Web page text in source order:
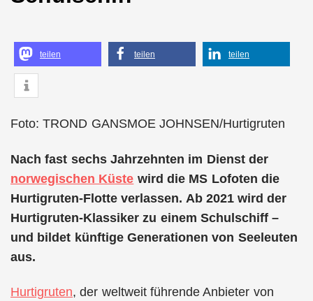
teilen teilen teilen
Foto: TROND GANSMOE JOHNSEN/Hurtigruten
Nach fast sechs Jahrzehnten im Dienst der
norwegischen Küste wird die MS Lofoten die
Hurtigruten-Flotte verlassen. Ab 2021 wird der
Hurtigruten-Klassiker zu einem Schulschiff –
und bildet künftige Generationen von Seeleuten
aus.
Hurtigruten, der weltweit führende Anbieter von